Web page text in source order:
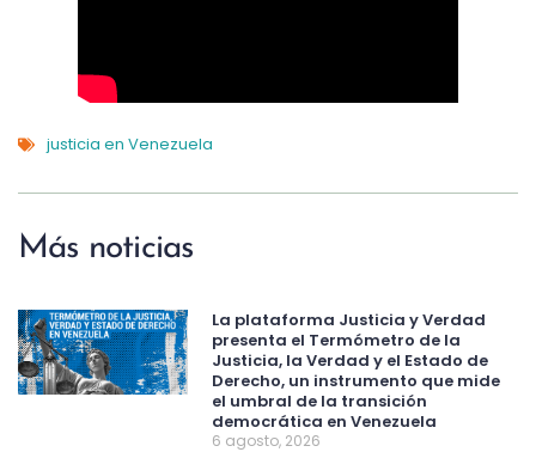
justicia en Venezuela
Más noticias
La plataforma Justicia y Verdad
presenta el Termómetro de la
Justicia, la Verdad y el Estado de
Derecho, un instrumento que mide
el umbral de la transición
democrática en Venezuela
6 agosto, 2026